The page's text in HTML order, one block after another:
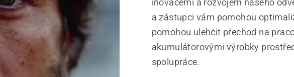
inovacemi a rozvojem našeho
a zástupci vám pomohou
pomohou ulehčit přechod na
akumulátorovými výrobky
spolupráce.